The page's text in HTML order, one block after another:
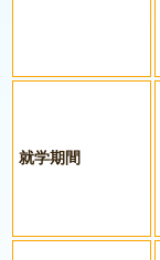
就学期間